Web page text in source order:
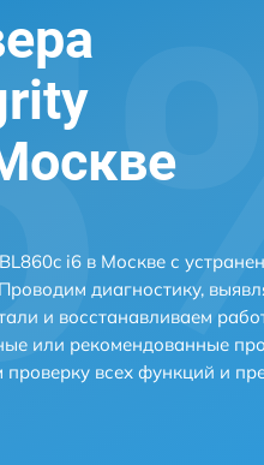
i6 в Москве с
диагностику,
и восстанавливаем
или рекомендованные
всех функций и